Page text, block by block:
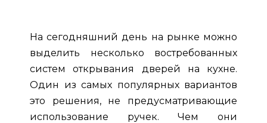
На сегодняшний день на рынке можно
выделить несколько востребованных
систем открывания дверей на кухне.
Один из самых популярных вариантов
это решения, не предусматривающие
использование ручек. Чем они